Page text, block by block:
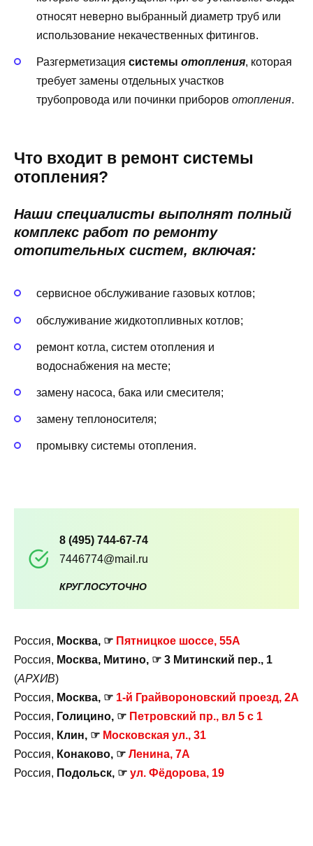
относят неверно выбранный диаметр труб или
использование некачественных фитингов.
Разгерметизация системы отопления, которая
требует замены отдельных участков
трубопровода или починки приборов отопления.
Что входит в ремонт системы
отопления?
Наши специалисты выполнят полный
комплекс работ по ремонту
отопительных систем, включая:
сервисное обслуживание газовых котлов;
обслуживание жидкотопливных котлов;
ремонт котла, систем отопления и
водоснабжения на месте;
замену насоса, бака или смесителя;
замену теплоносителя;
промывку системы отопления.
8 (495) 744-67-74
7446774@mail.ru
КРУГЛОСУТОЧНО
Россия, Москва, ☞ Пятницкое шоссе, 55А
Россия, Москва, Митино, ☞ 3 Митинский пер., 1
(АРХИВ)
Россия, Москва, ☞ 1-й Грайвороновский проезд, 2А
Россия, Голицино, ☞ Петровский пр., вл 5 с 1
Россия, Клин, ☞ Московская ул., 31
Россия, Конаково, ☞ Ленина, 7А
Россия, Подольск, ☞ ул. Фёдорова, 19